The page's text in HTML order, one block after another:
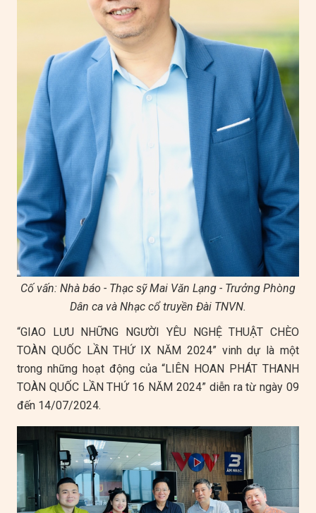
Cố vấn: Nhà báo - Thạc sỹ Mai Văn Lạng - Trưởng Phòng
Dân ca và Nhạc cổ truyền Đài TNVN.
“GIAO LƯU NHỮNG NGƯỜI YÊU NGHỆ THUẬT CHÈO
TOÀN QUỐC LẦN THỨ IX NĂM 2024” vinh dự là một
trong những hoạt động của “LIÊN HOAN PHÁT THANH
TOÀN QUỐC LẦN THỨ 16 NĂM 2024” diễn ra từ ngày 09
đến 14/07/2024.